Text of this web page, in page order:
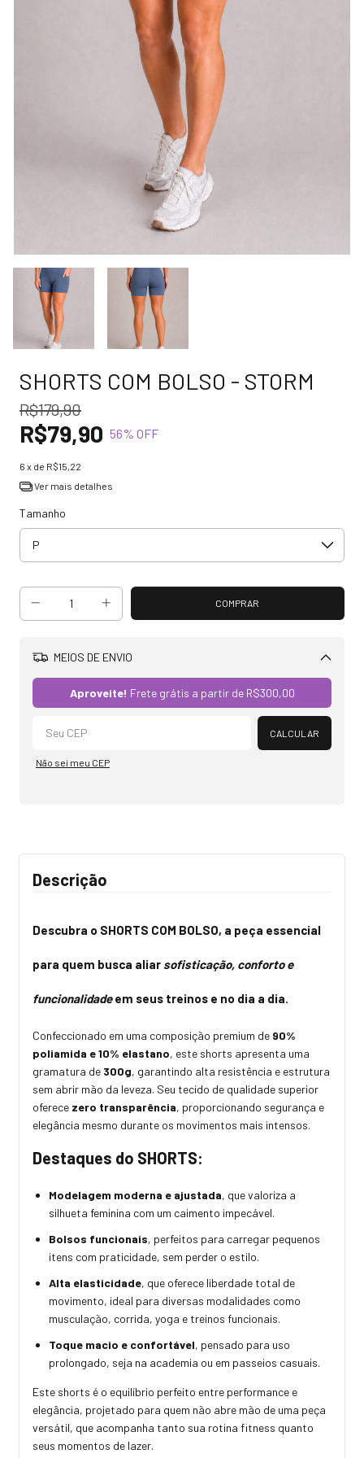
SHORTS COM BOLSO - STORM
R$179,90
R$79,90 56% OFF
6 x de R$15,22
Ver mais detalhes
Tamanho
MEIOS DE ENVIO
Aproveite! Frete grátis a partir de R$300,00
CALCULAR
Não sei meu CEP
Descrição
Descubra o SHORTS COM BOLSO, a peça essencial
para quem busca aliar sofisticação, conforto e
funcionalidadeem seus treinos e no dia a dia.
Confeccionado em uma composição premium de 90%
poliamida e 10% elastano, este shorts apresenta uma
gramatura de 300g, garantindo alta resistência e estrutura
sem abrir mão da leveza. Seu tecido de qualidade superior
oferece zero transparência, proporcionando segurança e
elegância mesmo durante os movimentos mais intensos.
Destaques do SHORTS:
Modelagem moderna e ajustada, que valoriza a
silhueta feminina com um caimento impecável.
Bolsos funcionais, perfeitos para carregar pequenos
itens com praticidade, sem perder o estilo.
Alta elasticidade, que oferece liberdade total de
movimento, ideal para diversas modalidades como
musculação, corrida, yoga e treinos funcionais.
Toque macio e confortável, pensado para uso
prolongado, seja na academia ou em passeios casuais.
Este shorts é o equilíbrio perfeito entre performance e
elegância, projetado para quem não abre mão de uma peça
versátil, que acompanha tanto sua rotina fitness quanto
seus momentos de lazer.